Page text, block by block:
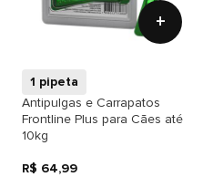
+
1 pipeta
Antipulgas e Carrapatos
Frontline Plus para Cães até
10kg
R$ 64,99